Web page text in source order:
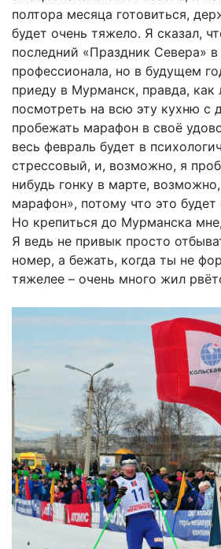
полтора месяца готовиться,
будет очень тяжело. Я сказал,
последний «Праздник Севера» в
профессионала, но в будущем
приеду в Мурманск, правда, как
посмотреть на всю эту кухню с
пробежать марафон в своё
весь февраль будет в
стрессовый, и, возможно, я
нибудь гонку в марте,
марафон», потому что это
Но крепиться до Мурманска
Я ведь не привык просто
номер, а бежать, когда ты не
тяжелее – очень много жил